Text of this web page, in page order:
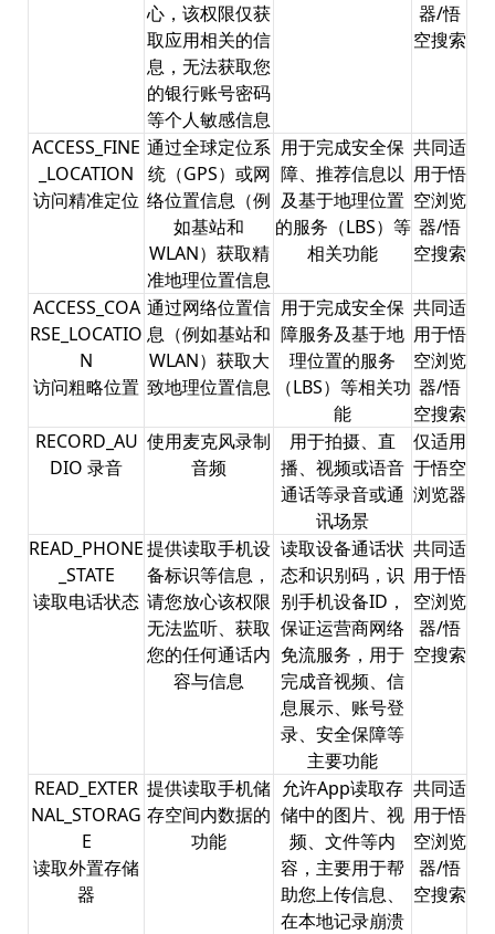
心，该权限仅获
取应用相关的信
息，无法获取您
的银行账号密码
等个人敏感信息
器/悟
空搜索
ACCESS_FINE
_LOCATION
访问精准定位
通过全球定位系
统（GPS）或网
络位置信息（例
如基站和
WLAN）获取精
准地理位置信息
用于完成安全保
障、推荐信息以
及基于地理位置
的服务（LBS）等
相关功能
共同适
用于悟
空浏览
器/悟
空搜索
ACCESS_COA
RSE_LOCATIO
N
访问粗略位置
通过网络位置信
息（例如基站和
WLAN）获取大
致地理位置信息
用于完成安全保
障服务及基于地
理位置的服务
（LBS）等相关功
能
共同适
用于悟
空浏览
器/悟
空搜索
RECORD_AU
DIO 录音
使用麦克风录制
音频
用于拍摄、直
播、视频或语音
通话等录音或通
讯场景
仅适用
于悟空
浏览器
READ_PHONE
_STATE
读取电话状态
提供读取手机设
备标识等信息，
请您放心该权限
无法监听、获取
您的任何通话内
容与信息
读取设备通话状
态和识别码，识
别手机设备ID，
保证运营商网络
免流服务，用于
完成音视频、信
息展示、账号登
录、安全保障等
主要功能
共同适
用于悟
空浏览
器/悟
空搜索
READ_EXTER
NAL_STORAG
E
读取外置存储
器
提供读取手机储
存空间内数据的
功能
允许App读取存
储中的图片、视
频、文件等内
容，主要用于帮
助您上传信息、
在本地记录崩溃
共同适
用于悟
空浏览
器/悟
空搜索